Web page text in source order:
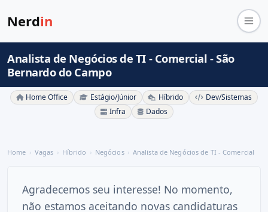
Nerdin
Analista de Negócios de TI - Comercial - São
Bernardo do Campo
Home Office Estágio/Júnior Híbrido
Dev/Sistemas
Infra
Dados
Home Vagas Híbrido Negócios Analista de Negócios de TI - Comercial
Agradecemos seu interesse! No momento,
não estamos aceitando novas candidaturas